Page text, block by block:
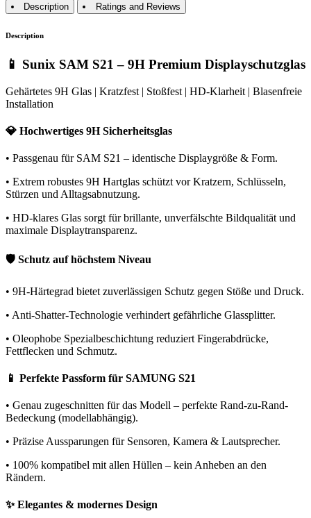
Description Ratings and Reviews
Description
📱 Sunix SAM S21 – 9H Premium Displayschutzglas
Gehärtetes 9H Glas | Kratzfest | Stoßfest | HD-Klarheit | Blasenfreie
Installation
💎 Hochwertiges 9H Sicherheitsglas
• Passgenau für SAM S21 – identische Displaygröße & Form.
• Extrem robustes 9H Hartglas schützt vor Kratzern, Schlüsseln,
Stürzen und Alltagsabnutzung.
• HD-klares Glas sorgt für brillante, unverfälschte Bildqualität und
maximale Displaytransparenz.
🛡️ Schutz auf höchstem Niveau
• 9H-Härtegrad bietet zuverlässigen Schutz gegen Stöße und Druck.
• Anti-Shatter-Technologie verhindert gefährliche Glassplitter.
• Oleophobe Spezialbeschichtung reduziert Fingerabdrücke,
Fettflecken und Schmutz.
📱 Perfekte Passform für SAMUNG S21
• Genau zugeschnitten für das Modell – perfekte Rand-zu-Rand-
Bedeckung (modellabhängig).
• Präzise Aussparungen für Sensoren, Kamera & Lautsprecher.
• 100% kompatibel mit allen Hüllen – kein Anheben an den
Rändern.
✨ Elegantes & modernes Design